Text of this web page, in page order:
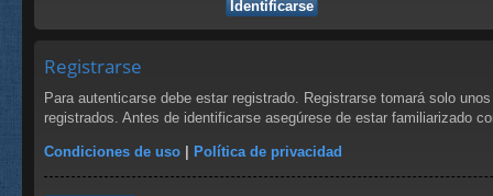
Registrarse
Para autenticarse debe estar registrado. Registrarse tomará solo
registrados. Antes de identificarse asegúrese de estar familiarizado
Condiciones de uso | Política de privacidad